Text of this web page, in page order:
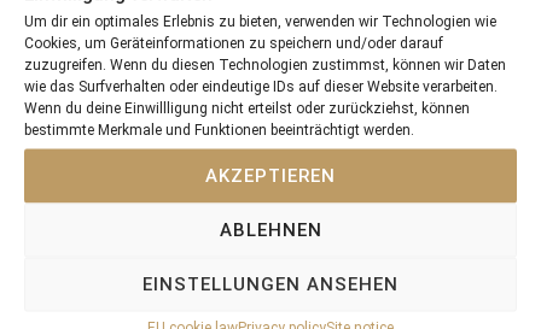
Um dir ein optimales Erlebnis zu bieten, verwenden wir Technologien wie
Cookies, um Geräteinformationen zu speichern und/oder darauf
zuzugreifen. Wenn du diesen Technologien zustimmst, können wir Daten
wie das Surfverhalten oder eindeutige IDs auf dieser Website verarbeiten.
Wenn du deine Einwillligung nicht erteilst oder zurückziehst, können
bestimmte Merkmale und Funktionen beeinträchtigt werden.
AKZEPTIEREN
ABLEHNEN
EINSTELLUNGEN ANSEHEN